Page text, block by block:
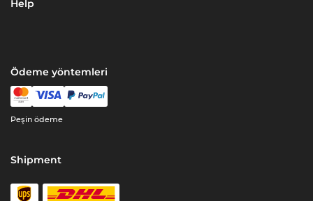
Help
Ödeme yöntemleri
Peşin ödeme
Shipment